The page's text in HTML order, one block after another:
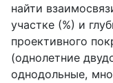
найти
участке (%) и
проективного
(однолетние
однодольные,